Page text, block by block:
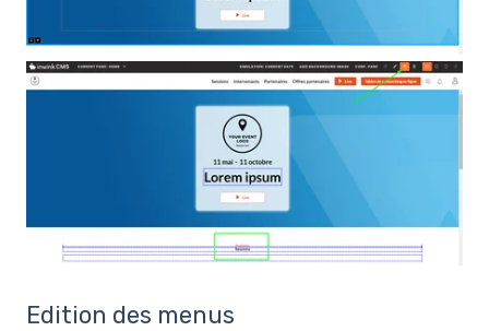
Edition des menus